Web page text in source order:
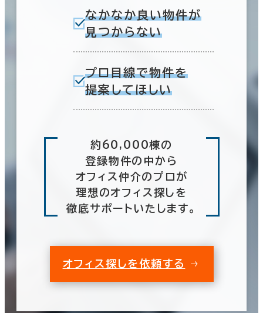
なかなか良い物件が
見つからない
プロ目線で物件を
提案してほしい
約60,000棟の
登録物件の中から
オフィス仲介のプロが
理想のオフィス探しを
徹底サポートいたします。
オフィス探しを依頼する